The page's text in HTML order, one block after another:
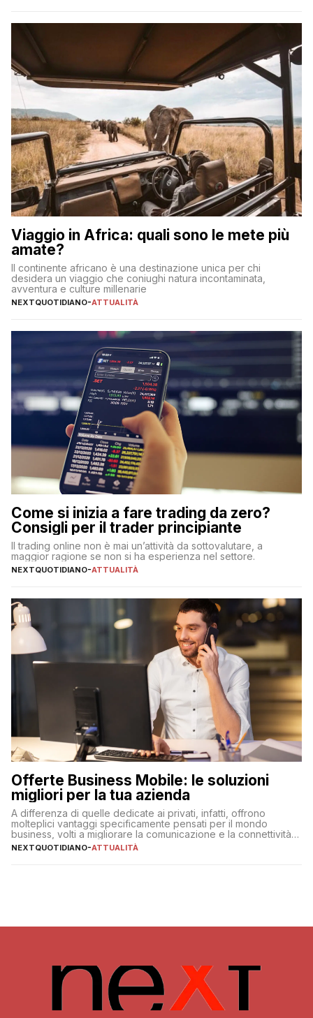
sul […]
Viaggio in Africa: quali sono le mete più
amate?
Il continente africano è una destinazione unica per chi
desidera un viaggio che coniughi natura incontaminata,
avventura e culture millenarie
NEXTQUOTIDIANO-ATTUALITÀ
Come si inizia a fare trading da zero?
Consigli per il trader principiante
Il trading online non è mai un’attività da sottovalutare, a
maggior ragione se non si ha esperienza nel settore.
NEXTQUOTIDIANO-ATTUALITÀ
Offerte Business Mobile: le soluzioni
migliori per la tua azienda
A differenza di quelle dedicate ai privati, infatti, offrono
molteplici vantaggi specificamente pensati per il mondo
business, volti a migliorare la comunicazione e la connettività
degli utenti
NEXTQUOTIDIANO-ATTUALITÀ